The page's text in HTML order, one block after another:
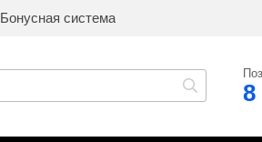
Бонусная система
8